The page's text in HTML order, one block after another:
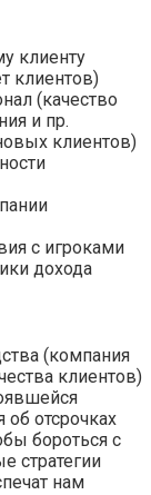
клиенту
клиентов)
(качество
и пр.
клиентов)
с игроками
дохода
(компания
клиентов)
об отсрочках
бороться с
стратегии
нам